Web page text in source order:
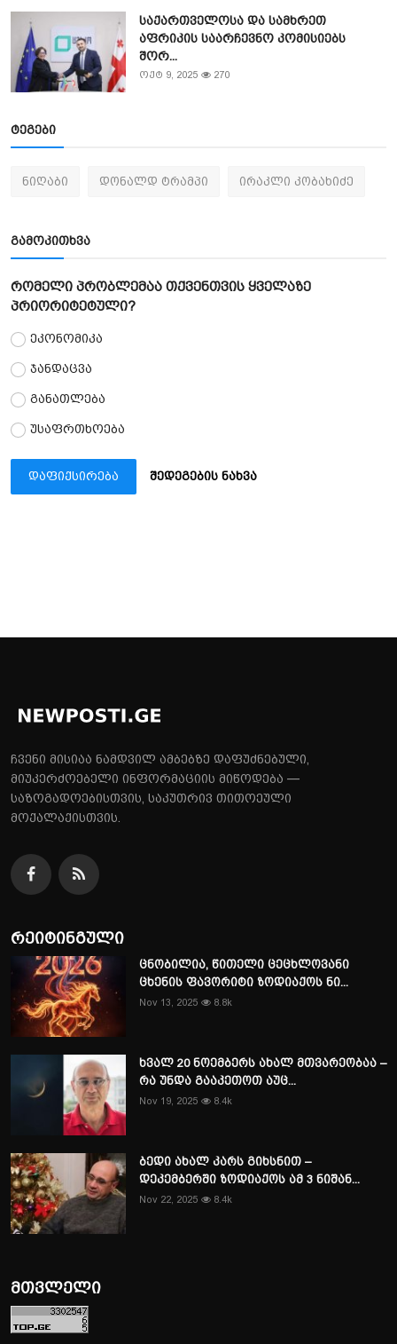
საქართველოსა და სამხრეთ
აფრიკის საარჩევნო კომისიებს
შორ...
ოქტ 9, 2025 270
ტეგები
ნიღაბი დონალდ ტრამპი ირაკლი კობახიძე
გამოკითხვა
რომელი პრობლემაა თქვენთვის ყველაზე
პრიორიტეტული?
ეკონომიკა
ჯანდაცვა
განათლება
უსაფრთხოება
დაფიქსირება შედეგების ნახვა
ჩვენი მისიაა ნამდვილ ამბებზე დაფუძნებული,
მიუკერძოებელი ინფორმაციის მიწოდება —
საზოგადოებისთვის, საკუთრივ თითოეული
მოქალაქისთვის.
რეიტინგული
ცნობილია, წითელი ცეცხლოვანი
ცხენის ფავორიტი ზოდიაქოს ნი...
Nov 13, 2025 8.8k
ხვალ 20 ნოემბერს ახალ მთვარეობაა –
რა უნდა გააკეთოთ აუც...
Nov 19, 2025 8.4k
ბედი ახალ კარს გიხსნით –
დეკემბერში ზოდიაქოს ამ 3 ნიშან...
Nov 22, 2025 8.4k
მთვლელი